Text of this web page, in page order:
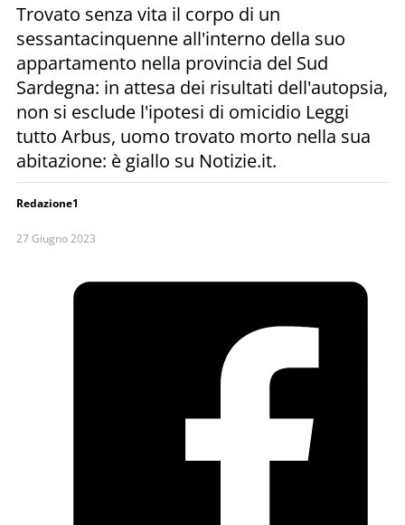
Trovato senza vita il corpo di un
sessantacinquenne all'interno della suo
appartamento nella provincia del Sud
Sardegna: in attesa dei risultati dell'autopsia,
non si esclude l'ipotesi di omicidio Leggi
tutto Arbus, uomo trovato morto nella sua
abitazione: è giallo su Notizie.it.
Redazione1
27 Giugno 2023